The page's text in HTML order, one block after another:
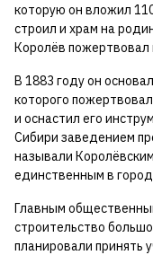
которую он вложил
строил и храм на
Королёв
В 1883 году он
которого
и оснастил его
Сибири заведением
называли
единственным в
Главным
строительство
планировали принять